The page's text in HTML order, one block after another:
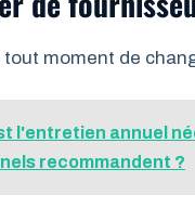
moment de
l'entretien annuel
recommandent ?